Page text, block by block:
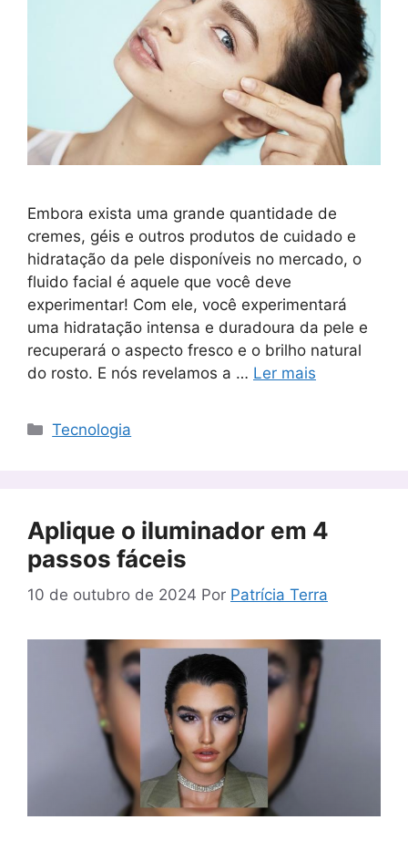
Embora exista uma grande quantidade de
cremes, géis e outros produtos de cuidado e
hidratação da pele disponíveis no mercado, o
fluido facial é aquele que você deve
experimentar! Com ele, você experimentará
uma hidratação intensa e duradoura da pele e
recuperará o aspecto fresco e o brilho natural
do rosto. E nós revelamos a … Ler mais
Categorias
Tecnologia
Aplique o iluminador em 4
passos fáceis
10 de outubro de 2024 Por Patrícia Terra